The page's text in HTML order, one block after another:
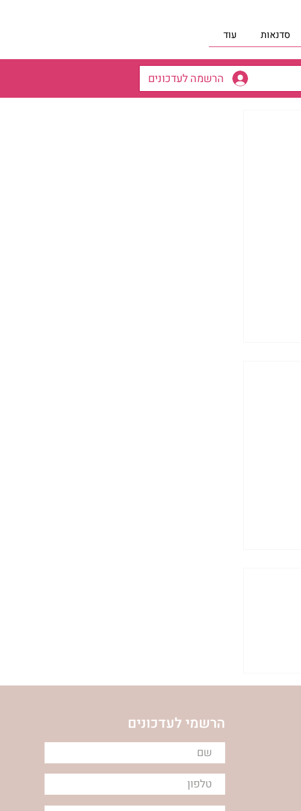
סדנאות עוד
הרשמה לעדכונים
הרשמי לעדכונים